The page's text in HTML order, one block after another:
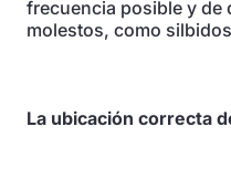
frecuencia posible y de
molestos, como
La ubicación correcta